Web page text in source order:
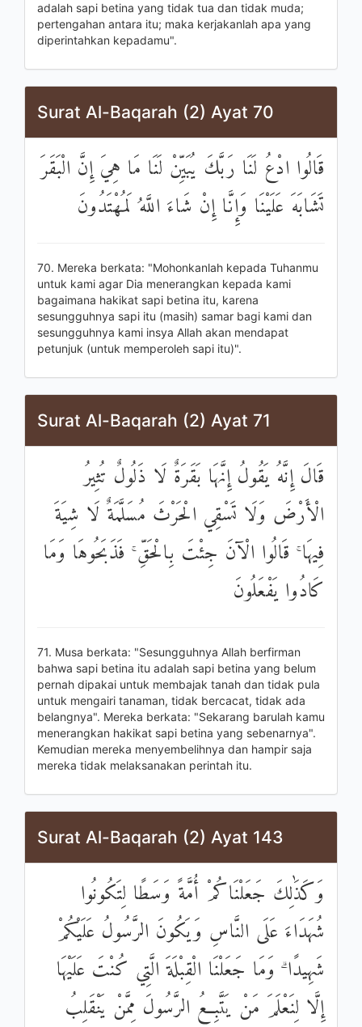
adalah sapi betina yang tidak tua dan tidak muda;
pertengahan antara itu; maka kerjakanlah apa yang
diperintahkan kepadamu".
Surat Al-Baqarah (2) Ayat 70
قَالُوا ادْعُ لَنَا رَبَّكَ يُبَيِّنْ لَنَا مَا هِيَ إِنَّ الْبَقَرَ
تَشَابَهَ عَلَيْنَا وَإِنَّا إِنْ شَاءَ اللَّهُ لَمُهْتَدُونَ
70. Mereka berkata: "Mohonkanlah kepada Tuhanmu
untuk kami agar Dia menerangkan kepada kami
bagaimana hakikat sapi betina itu, karena
sesungguhnya sapi itu (masih) samar bagi kami dan
sesungguhnya kami insya Allah akan mendapat
petunjuk (untuk memperoleh sapi itu)".
Surat Al-Baqarah (2) Ayat 71
قَالَ إِنَّهُ يَقُولُ إِنَّهَا بَقَرَةٌ لَا ذَلُولٌ تُثِيرُ
الْأَرْضَ وَلَا تَسْقِي الْحَرْثَ مُسَلَّمَةٌ لَا شِيَةَ
فِيهَا ۚ قَالُوا الْآنَ جِئْتَ بِالْحَقِّ ۚ فَذَبَحُوهَا وَمَا
كَادُوا يَفْعَلُونَ
71. Musa berkata: "Sesungguhnya Allah berfirman
bahwa sapi betina itu adalah sapi betina yang belum
pernah dipakai untuk membajak tanah dan tidak pula
untuk mengairi tanaman, tidak bercacat, tidak ada
belangnya". Mereka berkata: "Sekarang barulah kamu
menerangkan hakikat sapi betina yang sebenarnya".
Kemudian mereka menyembelihnya dan hampir saja
mereka tidak melaksanakan perintah itu.
Surat Al-Baqarah (2) Ayat 143
وَكَذَٰلِكَ جَعَلْنَاكُمْ أُمَّةً وَسَطًا لِتَكُونُوا
شُهَدَاءَ عَلَى النَّاسِ وَيَكُونَ الرَّسُولُ عَلَيْكُمْ
شَهِيدًا ۗ وَمَا جَعَلْنَا الْقِبْلَةَ الَّتِي كُنْتَ عَلَيْهَا
إِلَّا لِنَعْلَمَ مَنْ يَتَّبِعُ الرَّسُولَ مِمَّنْ يَنْقَلِبُ